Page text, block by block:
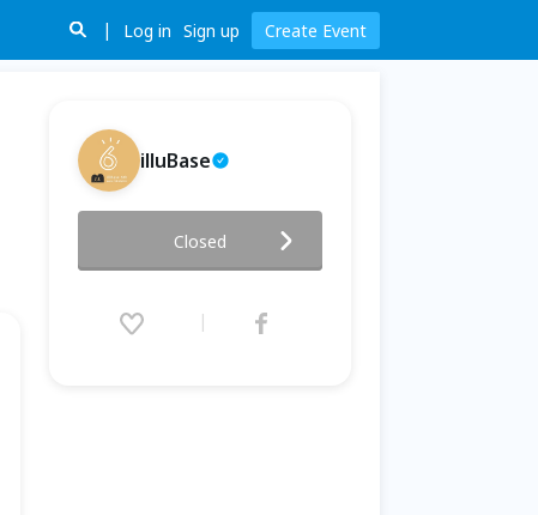
Log in Sign up Create Event
illuBase
跟著Boris創造動物角色｜即興手
繪卡片
(GMT+8)
Closed